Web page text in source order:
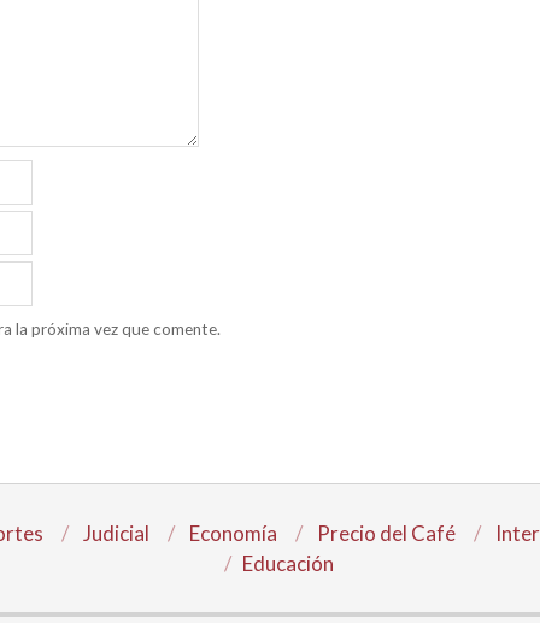
la próxima vez que comente.
Judicial Economía Precio del Café
Educación